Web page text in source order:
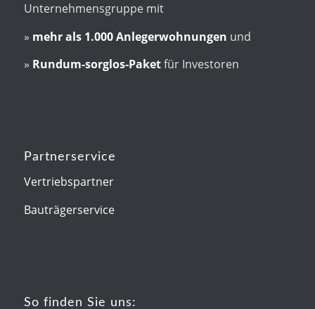
Unternehmensgruppe mit
» mehr als 1.000 Anlegerwohnungen und
» Rundum-sorglos-Paketfür Investoren
Partnerservice
Vertriebspartner
Bauträgerservice
So finden Sie uns: